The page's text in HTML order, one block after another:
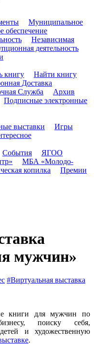
Муниципальное
обеспечение
Независимая
деятельность
книгу
Найти книгу
Доставка
Служба
Архив
Подписные электронные
выставки
Игры
События
ЯГОО
МБА «Молодо-
копилка
Премии
мужчин»
#Виртуальная выставка
книги для мужчин по
поиску себя,
и художественную
.